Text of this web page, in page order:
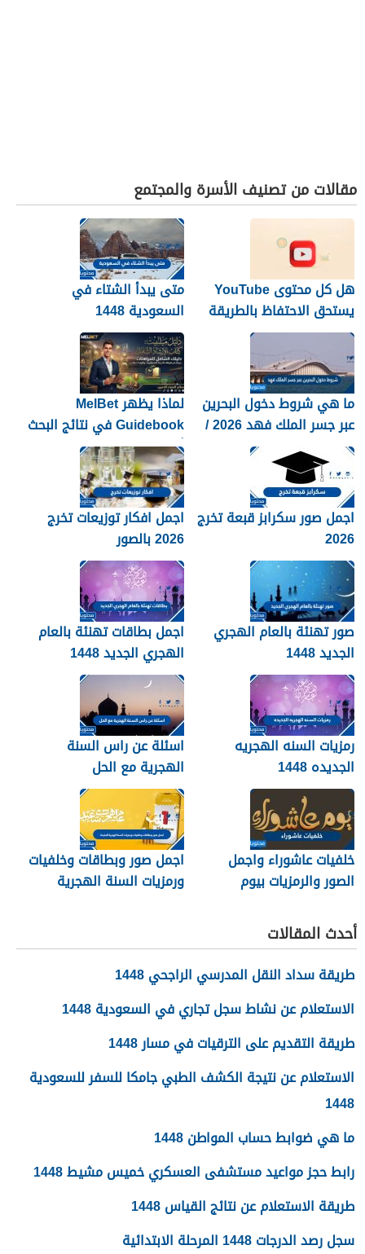
مقالات من تصنيف الأسرة والمجتمع
هل كل محتوى YouTube
يستحق الاحتفاظ بالطريقة
نفسها؟
متى يبدأ الشتاء في
السعودية 1448
ما هي شروط دخول البحرين
عبر جسر الملك فهد 2026 /
1448
لماذا يظهر MelBet
Guidebook في نتائج البحث
أكثر من صفحات كثيرة؟
اجمل صور سكرابز قبعة تخرج
2026
اجمل افكار توزيعات تخرج
2026 بالصور
صور تهنئة بالعام الهجري
الجديد 1448
اجمل بطاقات تهنئة بالعام
الهجري الجديد 1448
رمزيات السنه الهجريه
الجديده 1448
اسئلة عن راس السنة
الهجرية مع الحل
خلفيات عاشوراء واجمل
الصور والرمزيات بيوم
اجمل صور وبطاقات وخلفيات
ورمزيات السنة الهجرية
أحدث المقالات
طريقة سداد النقل المدرسي الراجحي 1448
الاستعلام عن نشاط سجل تجاري في السعودية 1448
طريقة التقديم على الترقيات في مسار 1448
الاستعلام عن نتيجة الكشف الطبي جامكا للسفر للسعودية
1448
ما هي ضوابط حساب المواطن 1448
رابط حجز مواعيد مستشفى العسكري خميس مشيط 1448
طريقة الاستعلام عن نتائج القياس 1448
سجل رصد الدرجات 1448 المرحلة الابتدائية